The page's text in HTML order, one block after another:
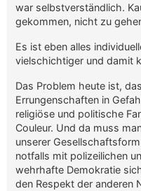
war selbstverständlich.
gekommen, nicht zu
Es ist eben alles
vielschichtiger und damit
Das Problem heute ist,
Errungenschaften in
religiöse und politische
Couleur. Und da muss
unserer
notfalls mit polizeilichen
wehrhafte Demokratie
den Respekt der anderen